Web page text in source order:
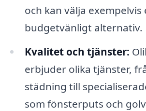
och kan välja exempelvis
budgetvänligt alternativ.
Kvalitet och tjänster:
erbjuder olika tjänster,
städning till
som fönsterputs och